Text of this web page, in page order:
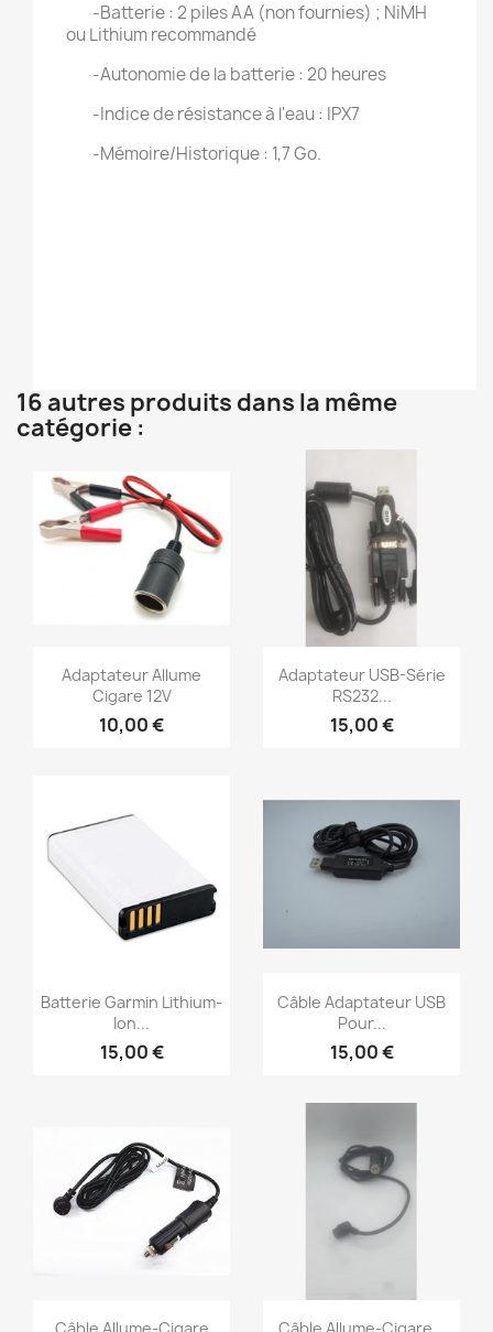
-Batterie : 2 piles AA (non fournies) ; NiMH
ou Lithium recommandé
-Autonomie de la batterie : 20 heures
-Indice de résistance à l'eau : IPX7
-Mémoire/Historique : 1,7 Go.
16 autres produits dans la même
catégorie :
Aperçu rapide
Adaptateur Allume
Cigare 12V
10,00 €
Aperçu rapide
Adaptateur USB-Série
RS232...
15,00 €
Aperçu rapide
Batterie Garmin Lithium-
Ion...
15,00 €
Aperçu rapide
Câble Adaptateur USB
Pour...
15,00 €
Aperçu rapide Aperçu rapide